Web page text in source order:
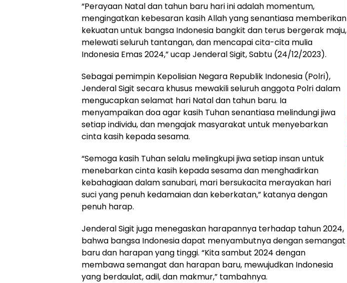
“Perayaan Natal dan tahun baru hari ini adalah momentum,
mengingatkan kebesaran kasih Allah yang senantiasa memberikan
kekuatan untuk bangsa Indonesia bangkit dan terus bergerak maju,
melewati seluruh tantangan, dan mencapai cita-cita mulia
Indonesia Emas 2024,” ucap Jenderal Sigit, Sabtu (24/12/2023).
Sebagai pemimpin Kepolisian Negara Republik Indonesia (Polri),
Jenderal Sigit secara khusus mewakili seluruh anggota Polri dalam
mengucapkan selamat hari Natal dan tahun baru. Ia
menyampaikan doa agar kasih Tuhan senantiasa melindungi jiwa
setiap individu, dan mengajak masyarakat untuk menyebarkan
cinta kasih kepada sesama.
“Semoga kasih Tuhan selalu melingkupi jiwa setiap insan untuk
menebarkan cinta kasih kepada sesama dan menghadirkan
kebahagiaan dalam sanubari, mari bersukacita merayakan hari
suci yang penuh kedamaian dan keberkatan,” katanya dengan
penuh harap.
Jenderal Sigit juga menegaskan harapannya terhadap tahun 2024,
bahwa bangsa Indonesia dapat menyambutnya dengan semangat
baru dan harapan yang tinggi. “Kita sambut 2024 dengan
membawa semangat dan harapan baru, mewujudkan Indonesia
yang berdaulat, adil, dan makmur,” tambahnya.